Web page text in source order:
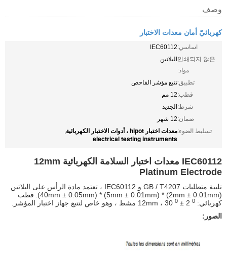
وصف
كهربائيّ أمان معدات الاختبار
اساسي:IEC60112
인쇄되지 않은
مواد:
البلاتين
تطبيق:تتبع مؤشر الفاحص
قطب:12 مم
شرط:الجديد
ضمان:12 شهر
تسليط الضوء:معدات اختبار hipot ، أدوات الاختبار الكهربائية ,
electrical testing instruments
IEC60112 معدات اختبار السلامة الكهربائية 12mm
Platinum Electrode
تلبية متطلبات GB / T4207 و IEC60112 ، تعتمد مادة الرأس على البلاتين
(2mm ± 0.01mm) * (5mm ± 0.01mm) * (40mm ± 0.05mm).
قطب
كهربائي: 12mm ، 30
0 ± 2 0
مشط ، وهو خاص لتتبع جهاز اختبار المؤشر.
الصور: